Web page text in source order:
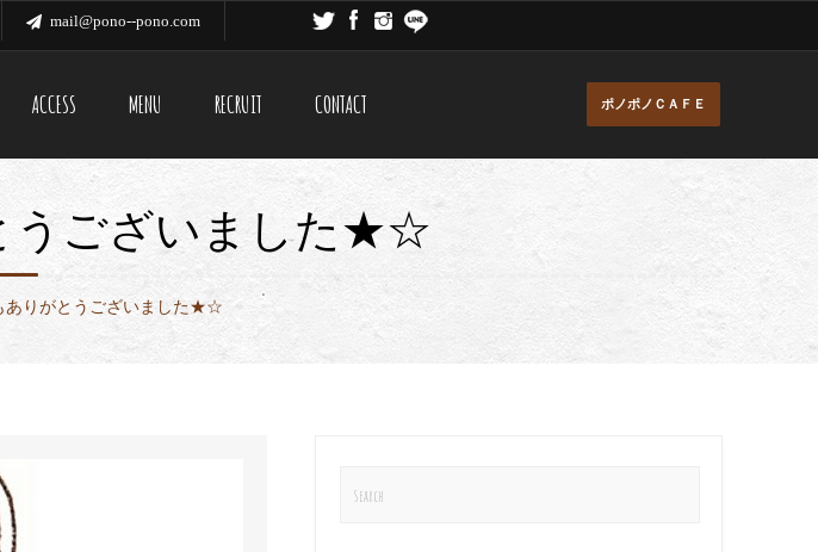
mail@pono--pono.com
ACCESS MENU RECRUIT CONTACT ポノポノＣＡＦＥ
ございました★☆
りがとうございました★☆